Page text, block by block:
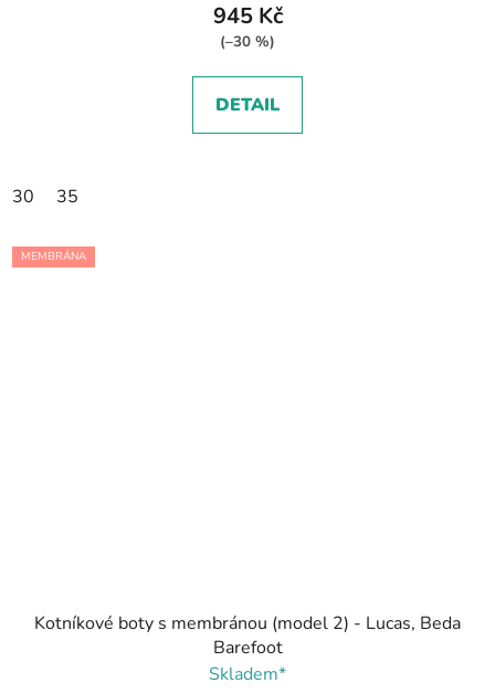
945 Kč
(–30 %)
DETAIL
30 35
MEMBRÁNA
Kotníkové boty s membránou (model 2) - Lucas, Beda
Barefoot
Skladem*